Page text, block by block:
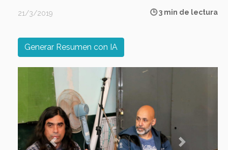
21/3/2019 🕒 3 min de lectura
Generar Resumen con IA
Previous Next